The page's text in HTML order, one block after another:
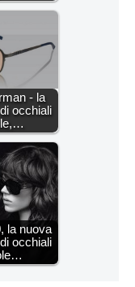
- la
occhiali
la nuova
occhiali